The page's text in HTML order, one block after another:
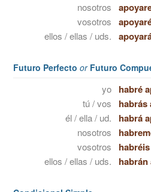
nosotros
vosotros
ellos / ellas / uds.
Futuro Perfecto orFuturo
yo habré
tú / vos habrás
él / ella / ud. habrá
nosotros
vosotros
ellos / ellas / uds. habrán